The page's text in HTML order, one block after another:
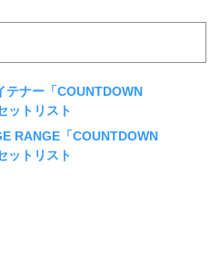
テナー「COUNTDOWN
ットリスト
RANGE「COUNTDOWN
ットリスト